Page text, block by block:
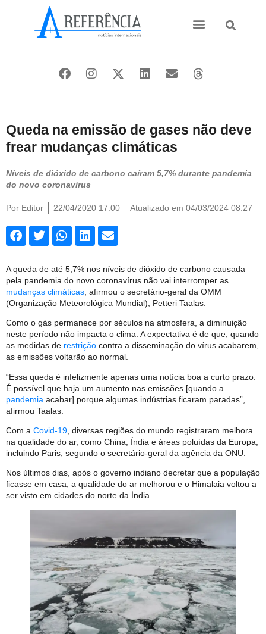
Queda na emissão de gases não deve
frear mudanças climáticas
Níveis de dióxido de carbono caíram 5,7% durante pandemia
do novo coronavírus
Por Editor 22/04/2020 17:00 Atualizado em 04/03/2024 08:27
A queda de até 5,7% nos níveis de dióxido de carbono causada
pela pandemia do novo coronavírus não vai interromper as
mudanças climáticas , afirmou o secretário-geral da OMM
(Organização Meteorológica Mundial), Petteri Taalas.
Como o gás permanece por séculos na atmosfera, a diminuição
neste período não impacta o clima. A expectativa é de que, quando
as medidas de restrição contra a disseminação do vírus acabarem,
as emissões voltarão ao normal.
“Essa queda é infelizmente apenas uma notícia boa a curto prazo.
É possível que haja um aumento nas emissões [quando a
pandemia acabar] porque algumas indústrias ficaram paradas”,
afirmou Taalas.
Com a Covid-19 , diversas regiões do mundo registraram melhora
na qualidade do ar, como China, Índia e áreas poluídas da Europa,
incluindo Paris, segundo o secretário-geral da agência da ONU.
Nos últimos dias, após o governo indiano decretar que a população
ficasse em casa, a qualidade do ar melhorou e o Himalaia voltou a
ser visto em cidades do norte da Índia.